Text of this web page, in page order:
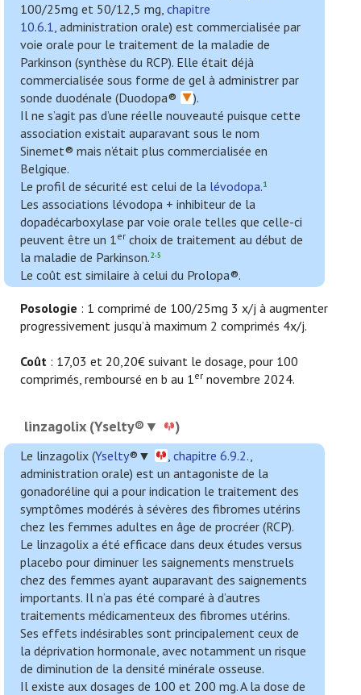
100/25mg et 50/12,5 mg, chapitre
10.6.1, administration orale) est commercialisée par
voie orale pour le traitement de la maladie de
Parkinson (synthèse du RCP). Elle était déjà
commercialisée sous forme de gel à administrer par
sonde duodénale (Duodopa®
).
Il ne s’agit pas d’une réelle nouveauté puisque cette
association existait auparavant sous le nom
Sinemet® mais n’était plus commercialisée en
Belgique.
Le profil de sécurité est celui de la lévodopa.1
Les associations lévodopa + inhibiteur de la
dopadécarboxylase par voie orale telles que celle-ci
peuvent être un 1er choix de traitement au début de
la maladie de Parkinson.2-5
Le coût est similaire à celui du Prolopa®.
Posologie : 1 comprimé de 100/25mg 3 x/j à augmenter
progressivement jusqu’à maximum 2 comprimés 4x/j.
Coût : 17,03 et 20,20€ suivant le dosage, pour 100
comprimés, remboursé en b au 1er novembre 2024.
linzagolix (Yselty®▼ )
Le linzagolix (Yselty®▼ , chapitre 6.9.2.,
administration orale) est un antagoniste de la
gonadoréline qui a pour indication le traitement des
symptômes modérés à sévères des fibromes utérins
chez les femmes adultes en âge de procréer (RCP).
Le linzagolix a été efficace dans deux études versus
placebo pour diminuer les saignements menstruels
chez des femmes ayant auparavant des saignements
importants. Il n’a pas été comparé à d’autres
traitements médicamenteux des fibromes utérins.
Ses effets indésirables sont principalement ceux de
la déprivation hormonale, avec notamment un risque
de diminution de la densité minérale osseuse.
Il existe aux dosages de 100 et 200 mg. A la dose de